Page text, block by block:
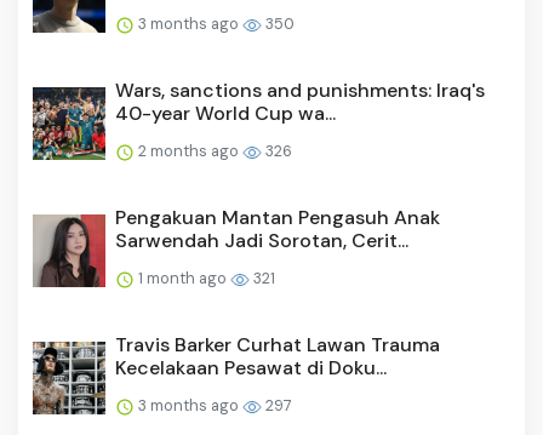
3 months ago 350
Wars, sanctions and punishments: Iraq's
40-year World Cup wa...
2 months ago 326
Pengakuan Mantan Pengasuh Anak
Sarwendah Jadi Sorotan, Cerit...
1 month ago 321
Travis Barker Curhat Lawan Trauma
Kecelakaan Pesawat di Doku...
3 months ago 297